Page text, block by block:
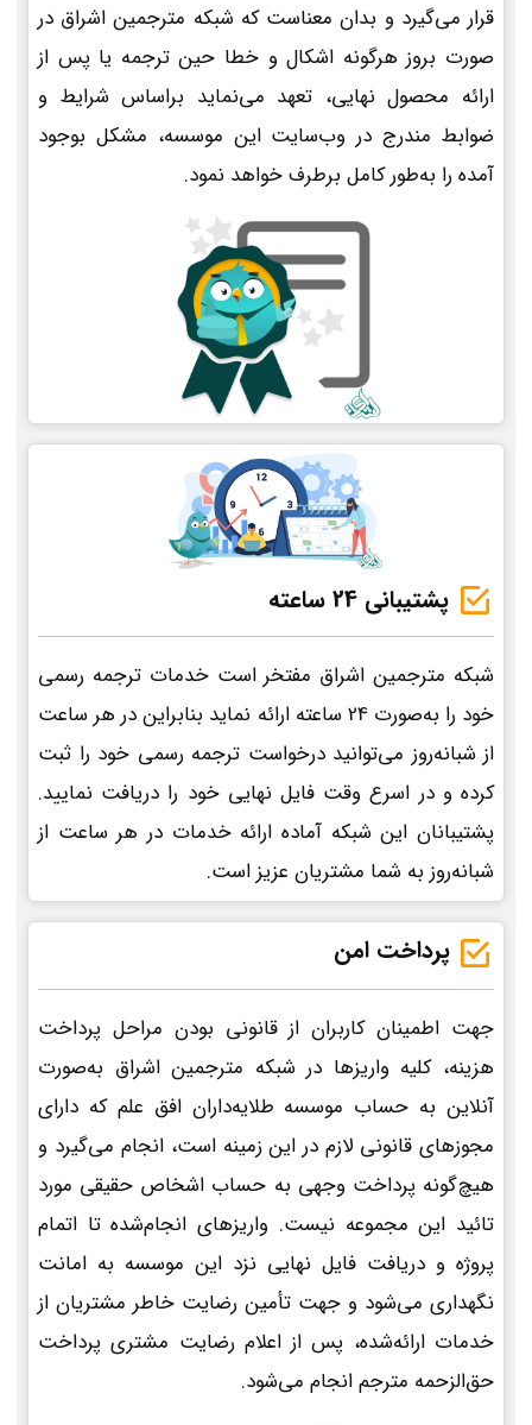
قرار می‌گیرد و بدان معناست که شبکه مترجمین اشراق در
صورت بروز هرگونه اشکال و خطا حین ترجمه یا پس از
ارائه محصول نهایی، تعهد می‌نماید براساس شرایط و
ضوابط مندرج در وب‌سایت این موسسه، مشکل بوجود
آمده را به‌طور کامل برطرف خواهد نمود.
پشتیبانی 24 ساعته
شبکه مترجمین اشراق مفتخر است خدمات ترجمه رسمی
خود را به‌صورت 24 ساعته ارائه نماید بنابراین در هر ساعت
از شبانه‌روز می‌توانید درخواست ترجمه رسمی خود را ثبت
کرده و در اسرع وقت فایل نهایی خود را دریافت نمایید.
پشتیبانان این شبکه آماده ارائه خدمات در هر ساعت از
شبانه‌روز به شما مشتریان عزیز است.
پرداخت امن
جهت اطمینان کاربران از قانونی بودن مراحل پرداخت
هزینه، کلیه واریزها در شبکه مترجمین اشراق به‌صورت
آنلاین به حساب موسسه طلایه‌داران افق علم که دارای
مجوزهای قانونی لازم در این زمینه است، انجام می‌گیرد و
هیچ‌گونه پرداخت وجهی به حساب اشخاص حقیقی مورد
تائید این مجموعه نیست. واریزهای انجام‌شده تا اتمام
پروژه و دریافت فایل نهایی نزد این موسسه به امانت
نگهداری می‌شود و جهت تأمین رضایت خاطر مشتریان از
خدمات ارائه‌شده، پس از اعلام رضایت مشتری پرداخت
حق‌الزحمه مترجم انجام می‌شود.